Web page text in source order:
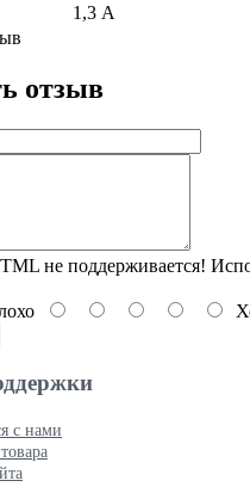
1,3 А
отзыв
не поддерживается!
с нами